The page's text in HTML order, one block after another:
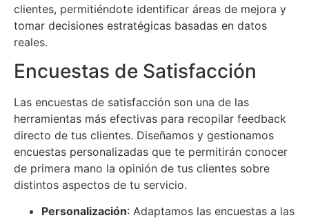
clientes, permitiéndote identificar áreas de mejora y
tomar decisiones estratégicas basadas en datos
reales.
Encuestas de Satisfacción
Las encuestas de satisfacción son una de las
herramientas más efectivas para recopilar feedback
directo de tus clientes. Diseñamos y gestionamos
encuestas personalizadas que te permitirán conocer
de primera mano la opinión de tus clientes sobre
distintos aspectos de tu servicio.
Personalización: Adaptamos las encuestas a las